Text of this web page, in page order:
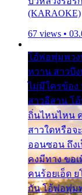
(KARAOKE)
67 views •
โอ้พ่อพุ่มพวง
หวาน สาวบึ
ไม่มีใครข้อง
สาวอีสาน โ
ถิ่นไหนไหน ค
สาวใดหรือจ
ออนซอน ถึง
คงมีทาง ขอ
คนร้อยเอ็ด
กัน โอ้พ่อพุ่ม